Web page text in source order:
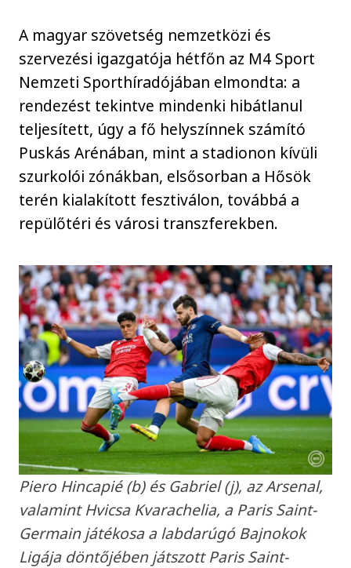
A magyar szövetség nemzetközi és
szervezési igazgatója hétfőn az M4 Sport
Nemzeti Sporthíradójában elmondta: a
rendezést tekintve mindenki hibátlanul
teljesített, úgy a fő helyszínnek számító
Puskás Arénában, mint a stadionon kívüli
szurkolói zónákban, elsősorban a Hősök
terén kialakított fesztiválon, továbbá a
repülőtéri és városi transzferekben.
Piero Hincapié (b) és Gabriel (j), az Arsenal,
valamint Hvicsa Kvarachelia, a Paris Saint-
Germain játékosa a labdarúgó Bajnokok
Ligája döntőjében játszott Paris Saint-